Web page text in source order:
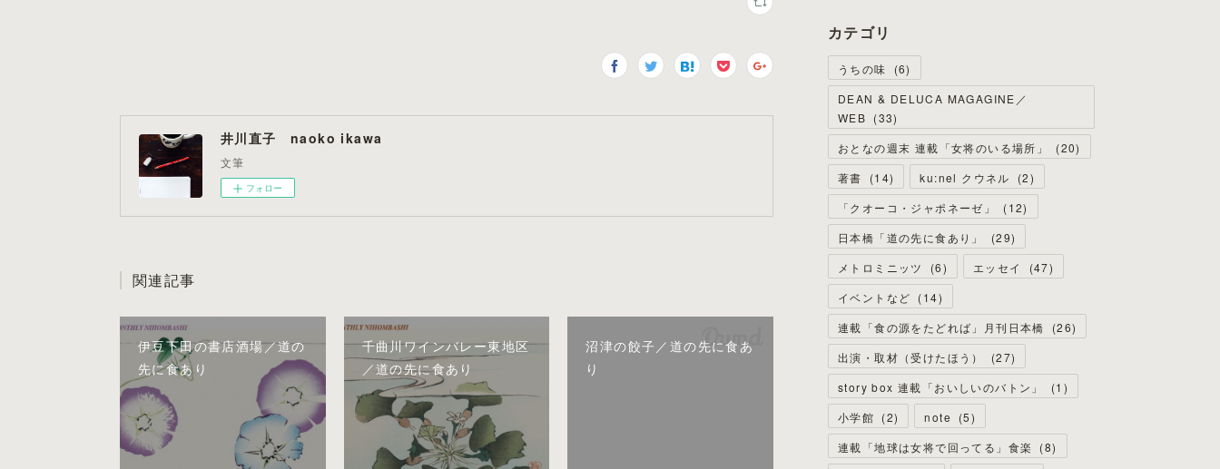
井川直子 naoko ikawa
文筆
フォロー
関連記事
伊豆下田の書店酒場／道の
先に食あり
千曲川ワインバレー東地区
／道の先に食あり
沼津の餃子／道の先に食あ
り
カテゴリ
うちの味 (6)
DEAN & DELUCA MAGAGINE／
WEB (33)
おとなの週末 連載「女将のいる場所」
(20)
著書
(14) ku:nel クウネル (2)
「クオーコ・ジャポネーゼ」
(12)
日本橋「道の先に食あり」
(29)
メトロミニッツ
(6) エッセイ (47)
イベントなど (14)
連載「食の源をたどれば」月刊日本橋
(26)
出演・取材（受けたほう）
(27)
story box 連載「おいしいのバトン」
(1 )
小学館 (2) note (5)
連載「地球は女将で回ってる」食楽
(8)